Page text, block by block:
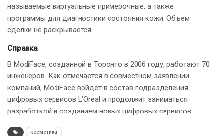
называемые виртуальные примерочные, а также
программы для диагностики состояния кожи. Объем
сделки не раскрывается.
Справка
В ModiFace, созданной в Торонто в 2006 году, работают 70
инженеров. Как отмечается в совместном заявлении
компаний, ModiFace войдет в состав подразделения
цифровых сервисов L’Oreal и продолжит заниматься
разработкой и созданием новых цифровых сервисов.
косметика